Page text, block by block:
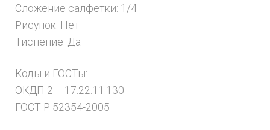
Сложение салфетки: 1/4
Рисунок: Нет
Тиснение: Да
Коды и ГОСТы:
ОКДП 2 – 17.22.11.130
ГОСТ Р 52354-2005